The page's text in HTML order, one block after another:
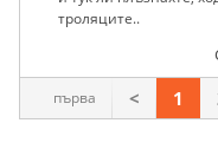
троляците..
първа < 1